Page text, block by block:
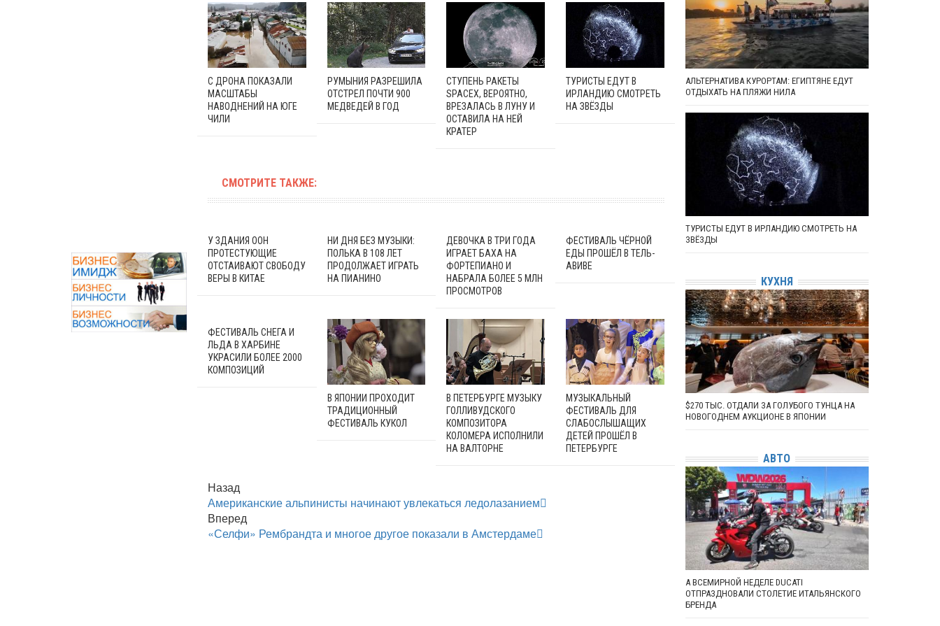
С ДРОНА ПОКАЗАЛИ
МАСШТАБЫ
НАВОДНЕНИЙ НА ЮГЕ
ЧИЛИ
РУМЫНИЯ РАЗРЕШИЛА
ОТСТРЕЛ ПОЧТИ 900
МЕДВЕДЕЙ В ГОД
СТУПЕНЬ РАКЕТЫ
SPACEX, ВЕРОЯТНО,
ВРЕЗАЛАСЬ В ЛУНУ И
ОСТАВИЛА НА НЕЙ
КРАТЕР
ТУРИСТЫ ЕДУТ В
ИРЛАНДИЮ СМОТРЕТЬ
НА ЗВЁЗДЫ
СМОТРИТЕ ТАКЖЕ:
У ЗДАНИЯ ООН
ПРОТЕСТУЮЩИЕ
ОТСТАИВАЮТ СВОБОДУ
ВЕРЫ В КИТАЕ
НИ ДНЯ БЕЗ МУЗЫКИ:
ПОЛЬКА В 108 ЛЕТ
ПРОДОЛЖАЕТ ИГРАТЬ
НА ПИАНИНО
ДЕВОЧКА В ТРИ ГОДА
ИГРАЕТ БАХА НА
ФОРТЕПИАНО И
НАБРАЛА БОЛЕЕ 5 МЛН
ПРОСМОТРОВ
ФЕСТИВАЛЬ ЧЁРНОЙ
ЕДЫ ПРОШЁЛ В ТЕЛЬ-
АВИВЕ
ФЕСТИВАЛЬ СНЕГА И
ЛЬДА В ХАРБИНЕ
УКРАСИЛИ БОЛЕЕ 2000
КОМПОЗИЦИЙ
В ЯПОНИИ ПРОХОДИТ
ТРАДИЦИОННЫЙ
ФЕСТИВАЛЬ КУКОЛ
В ПЕТЕРБУРГЕ МУЗЫКУ
ГОЛЛИВУДСКОГО
КОМПОЗИТОРА
КОЛОМЕРА ИСПОЛНИЛИ
НА ВАЛТОРНЕ
МУЗЫКАЛЬНЫЙ
ФЕСТИВАЛЬ ДЛЯ
СЛАБОСЛЫШАЩИХ
ДЕТЕЙ ПРОШЁЛ В
ПЕТЕРБУРГЕ
Назад
Американские альпинисты начинают увлекаться ледолазанием
Вперед
«Селфи» Рембрандта и многое другое показали в Амстердаме
АЛЬТЕРНАТИВА КУРОРТАМ: ЕГИПТЯНЕ ЕДУТ
ОТДЫХАТЬ НА ПЛЯЖИ НИЛА
ТУРИСТЫ ЕДУТ В ИРЛАНДИЮ СМОТРЕТЬ НА
ЗВЁЗДЫ
КУХНЯ
$270 ТЫС. ОТДАЛИ ЗА ГОЛУБОГО ТУНЦА НА
НОВОГОДНЕМ АУКЦИОНЕ В ЯПОНИИ
АВТО
А ВСЕМИРНОЙ НЕДЕЛЕ DUCATI
ОТПРАЗДНОВАЛИ СТОЛЕТИЕ ИТАЛЬЯНСКОГО
БРЕНДА